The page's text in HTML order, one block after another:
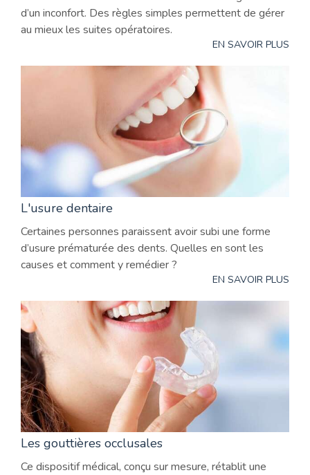
d’un inconfort. Des règles simples permettent de gérer
au mieux les suites opératoires.
EN SAVOIR PLUS
L'usure dentaire
Certaines personnes paraissent avoir subi une forme
d’usure prématurée des dents. Quelles en sont les
causes et comment y remédier ?
EN SAVOIR PLUS
Les gouttières occlusales
Ce dispositif médical, conçu sur mesure, rétablit une